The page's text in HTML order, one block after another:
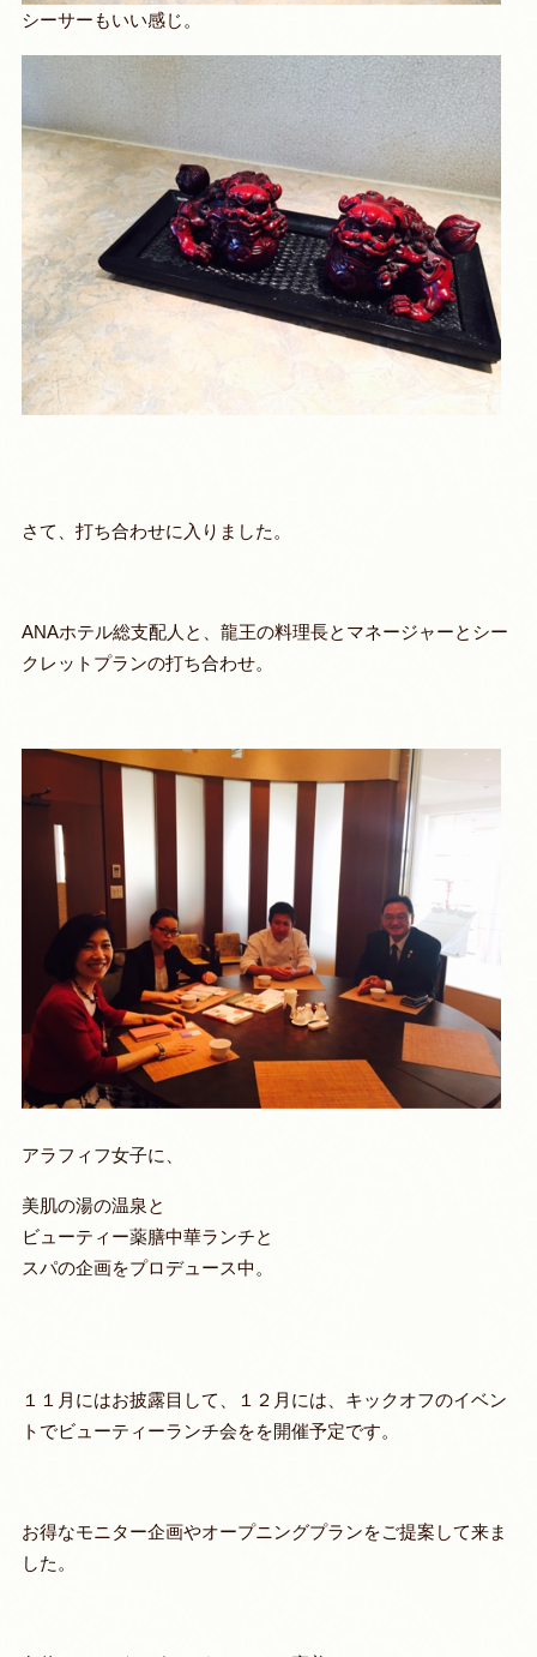
シーサーもいい感じ。
さて、打ち合わせに入りました。
ANAホテル総支配人と、龍王の料理長とマネージャーとシー
クレットプランの打ち合わせ。
アラフィフ女子に、
美肌の湯の温泉と
ビューティー薬膳中華ランチと
スパの企画をプロデュース中。
１１月にはお披露目して、１２月には、キックオフのイベン
トでビューティーランチ会をを開催予定です。
お得なモニター企画やオープニングプランをご提案して来ま
した。